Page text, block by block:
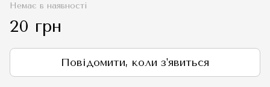
Немає в наявності
20 грн
Повідомити, коли з'явиться